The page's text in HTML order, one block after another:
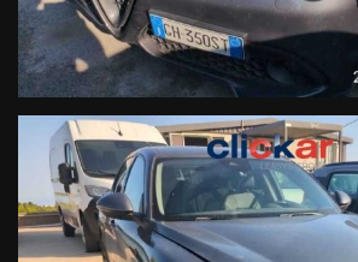
- Volante multifunzione
- Regolazione lombare sedile guidatore
- Cruise control adattivo
- Bracciolo anteriore con portaoggetti
- Portellone elettrico
- Interni in misto pelle
La vettura in oggetto COMPRENDE nel
GARANZIA di 12 MESI, con chilometraggio
seguenti componentistiche: